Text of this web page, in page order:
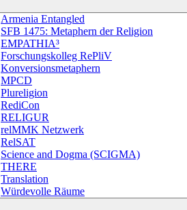
Armenia Entangled
SFB 1475: Metaphern der Religion
EMPATHIA³
Forschungskolleg RePliV
Konversionsmetaphern
MPCD
Plureligion
RediCon
RELIGUR
relMMK Netzwerk
RelSAT
Science and Dogma (SCIGMA)
THERE
Translation
Würdevolle Räume